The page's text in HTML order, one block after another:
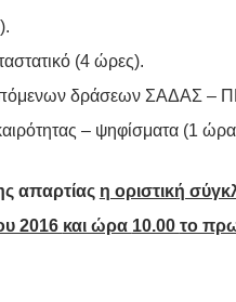
(4 ώρες).
δράσεων ΣΑΔΑΣ –
– ψηφίσματα (1
απαρτίας η οριστική
2016 και ώρα 10.00 το